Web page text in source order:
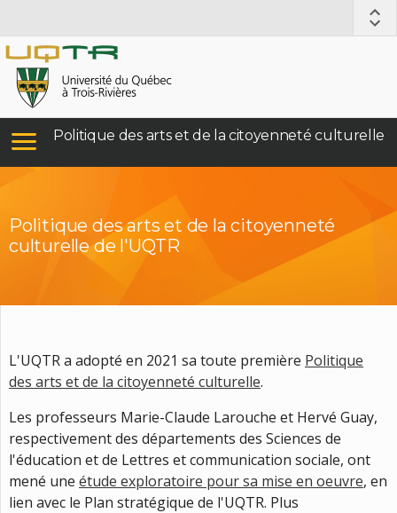
Politique des arts et de la citoyenneté culturelle
Politique des arts et de la citoyenneté
culturelle de l'UQTR
L'UQTR a adopté en 2021 sa toute première Politique
des arts et de la citoyenneté culturelle.
Les professeurs Marie-Claude Larouche et Hervé Guay,
respectivement des départements des Sciences de
l'éducation et de Lettres et communication sociale, ont
mené une étude exploratoire pour sa mise en oeuvre, en
lien avec le Plan stratégique de l'UQTR. Plus